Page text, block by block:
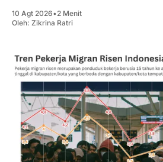
10 Agt 2026•2 Menit
Oleh: Zikrina Ratri